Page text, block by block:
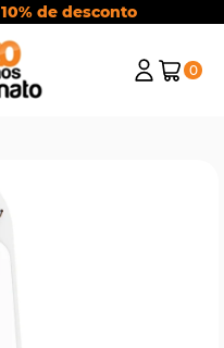
10% de desconto
0